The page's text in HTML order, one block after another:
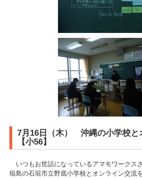
7月16日（木） 沖縄の小学校と
【小56】
いつもお世話になっているアマモワークス
垣島の石垣市立野底小学校とオンライン交流